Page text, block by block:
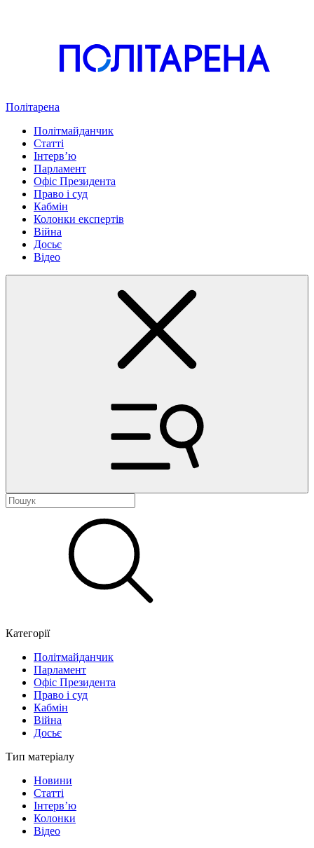
Політарена
Політмайданчик
Статті
Інтервʼю
Парламент
Офіс Президента
Право і суд
Кабмін
Колонки експертів
Війна
Досьє
Відео
Категорії
Політмайданчик
Парламент
Офіс Президента
Право і суд
Кабмін
Війна
Досьє
Тип матеріалу
Новини
Статті
Інтерв’ю
Колонки
Відео